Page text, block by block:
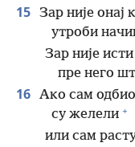
15 Зар није онај
утроби
Зар није
пре него
16 Ако сам
су желели +
или сам